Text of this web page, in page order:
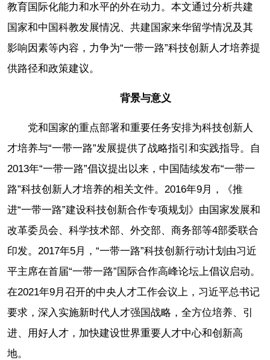
教育国际化能力和水平的外在动力。本文通过分析共建
国家和中国科教发展情况、共建国家来华留学情况及其
影响因素等内容，力争为“一带一路”科技创新人才培养提
供路径和政策建议。
背景与意义
党和国家的重点部署和重要任务安排为科技创新人
才培养与“一带一路”发展提供了战略指引和实践指导。自
2013年“一带一路”倡议提出以来，中国陆续发布“一带一
路”科技创新人才培养的相关文件。2016年9月，《推
进“一带一路”建设科技创新合作专项规划》由国家发展和
改革委员会、科学技术部、外交部、商务部等4部委联合
印发。2017年5月，“一带一路”科技创新行动计划由习近
平主席在首届“一带一路”国际合作高峰论坛上倡议启动。
在2021年9月召开的中央人才工作会议上，习近平总书记
要求，深入实施新时代人才强国战略，全方位培养、引
进、用好人才，加快建设世界重要人才中心和创新高
地。